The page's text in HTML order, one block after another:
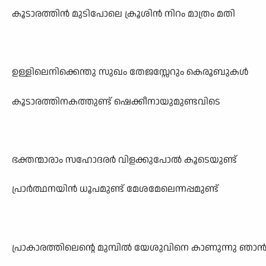
കൂടാരത്തിൻ മുടിപോലെ ക്രൂശിൻ നിറം മാത്രം മതി
ഉള്ളിലെനിക്കെന്തു സുഖം തേജസ്സേറും കെരൂബുകൾ
കൂടാരത്തിനകത്തുണ്ട് ഷെക്കീനായുമുണ്ടവിടെ
ഭക്തന്മാരാം സഹോദരർ വിളക്കുപോൽ കൂടെയുണ്ട്
പ്രാർത്ഥനയിൻ ധൂപമുണ്ട് മേശമേലെന്നപ്പമുണ്ട്
പ്രാകാരത്തിലെന്റെ മുമ്പിൽ യേശുവിനെ കാണുന്നു ഞാൻ